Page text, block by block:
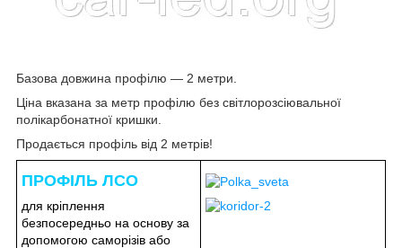
Базова довжина профілю — 2 метри.
Ціна вказана за метр профілю без світлорозсіювальної
полікарбонатної кришки.
Продається профіль від 2 метрів!
ПРОФІЛЬ ЛСО
для кріплення
безпосередньо на основу за
допомогою саморізів або